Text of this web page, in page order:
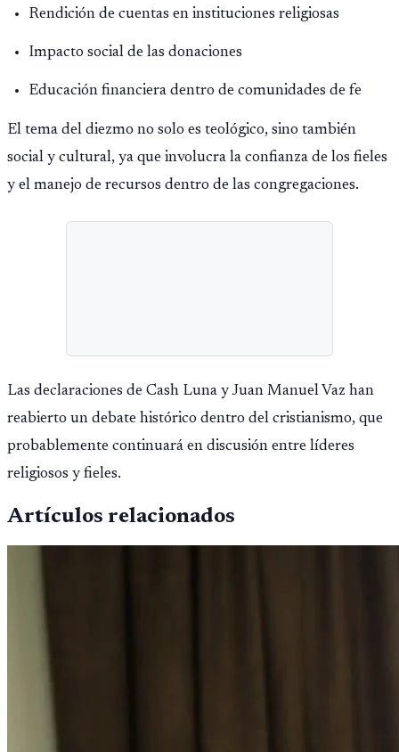
Rendición de cuentas en instituciones religiosas
Impacto social de las donaciones
Educación financiera dentro de comunidades de fe
El tema del diezmo no solo es teológico, sino también
social y cultural, ya que involucra la confianza de los fieles
y el manejo de recursos dentro de las congregaciones.
Las declaraciones de Cash Luna y Juan Manuel Vaz han
reabierto un debate histórico dentro del cristianismo, que
probablemente continuará en discusión entre líderes
religiosos y fieles.
Artículos relacionados